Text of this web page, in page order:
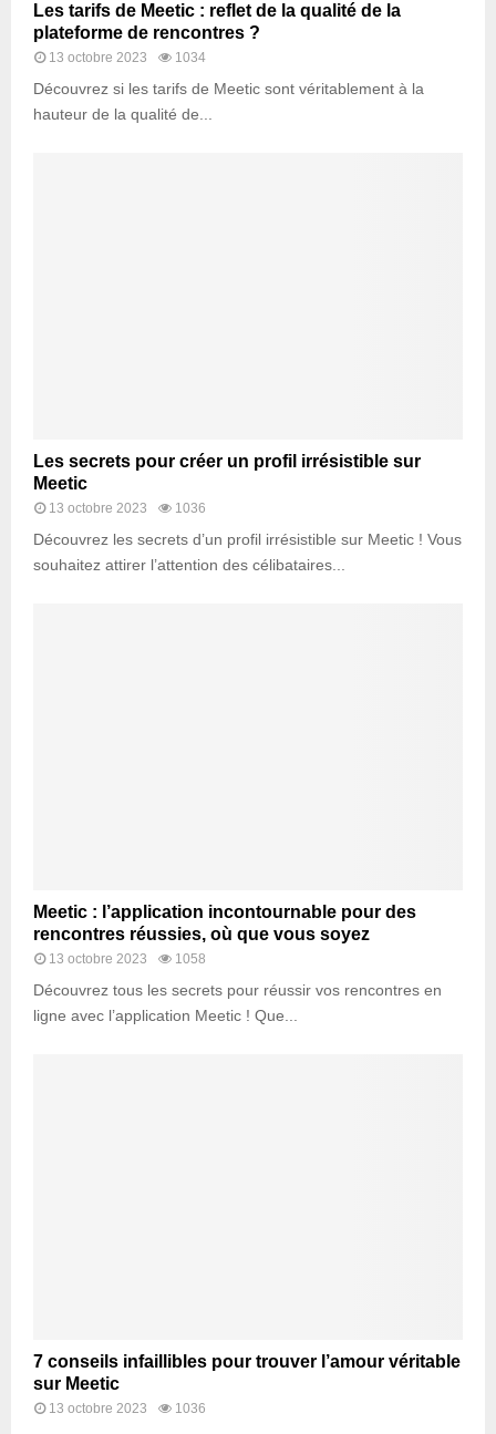
Les tarifs de Meetic : reflet de la qualité de la
plateforme de rencontres ?
13 octobre 2023 1034
Découvrez si les tarifs de Meetic sont véritablement à la
hauteur de la qualité de...
Les secrets pour créer un profil irrésistible sur
Meetic
13 octobre 2023 1036
Découvrez les secrets d’un profil irrésistible sur Meetic ! Vous
souhaitez attirer l’attention des célibataires...
Meetic : l’application incontournable pour des
rencontres réussies, où que vous soyez
13 octobre 2023 1058
Découvrez tous les secrets pour réussir vos rencontres en
ligne avec l’application Meetic ! Que...
7 conseils infaillibles pour trouver l’amour véritable
sur Meetic
13 octobre 2023 1036